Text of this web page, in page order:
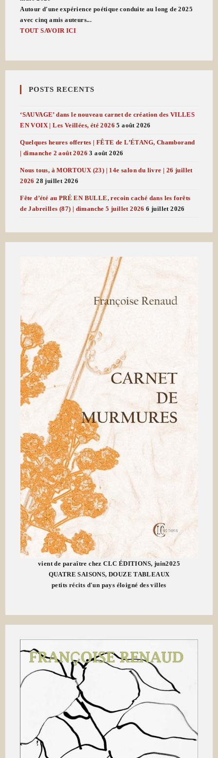
Autour d'une expérience poétique conduite au long de 2025
avec cinq amis auteurs...
TOUT SAVOIR ICI
POSTS RECENTS
‘SAUVAGE’ dans le nouveau carnet de création des VILLES
EN VOIX | Les Veillées, été 2026 5 août 2026
Quelques heures offertes | FÊTE de L’ÉTANG, Chamborand
| dimanche 2 août 2026 3 août 2026
Nous tous, à MORTOUX (23) | 14e salon du livre | 26 juillet
2026 28 juillet 2026
Fête d’été au PRÉ EN BULLE, recoin caché dans les forêts
de Jabreilles (87) | dimanche 5 juillet 2026 6 juillet 2026
vient de paraître chez CLC ÉDITIONS, juin2025
QUATRE SAISONS, DOUZE TABLEAUX
petits récits d'un pays éloigné des villes